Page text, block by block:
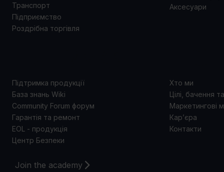
Join the academy
Транспорт
Підприємство
Роздрібна торгівля
Аксесуари
Підтримка продукції
База знань Wiki
Community Forum форум
Гарантія та ремонт
EOL - продукція
Центр Безпеки
Хто ми
Цілі, бачення
Маркетингові
Кар’єра
Контакти